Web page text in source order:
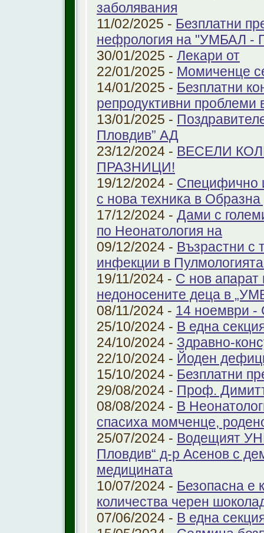
заболявания
11/02/2025 - Безплатни
нефрология на "УМБАЛ -
30/01/2025 - Лекари от
22/01/2025 - Момиченце
14/01/2025 - Безплатни
репродуктивни
13/01/2025 -
Пловдив” АД
23/12/2024 - ВЕСЕЛИ
ПРАЗНИЦИ!
19/12/2024 - Специфично
с нова техника в Образна
17/12/2024 - Дами с
по Неонатология на
09/12/2024 - Възрастни с
инфекции в
19/11/2024 - С нов
недоносените деца в
08/11/2024 - 14 ноември -
25/10/2024 - В една
24/10/2024 - Здравно-
22/10/2024 - Йоден
15/10/2024 - Безплатни
29/08/2024 - Проф.
08/08/2024 - В
спасиха момченце,
25/07/2024 - Водещият
Пловдив“ д-р Асенов с
медицината
10/07/2024 - Безопасна е
количества черен
07/06/2024 - В една